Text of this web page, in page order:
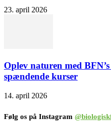
23. april 2026
Oplev naturen med
spændende kurser
14. april 2026
Følg os på Instagram